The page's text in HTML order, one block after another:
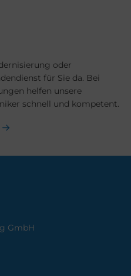
oder
für Sie da. Bei
helfen unsere
schnell und kompetent.
GmbH